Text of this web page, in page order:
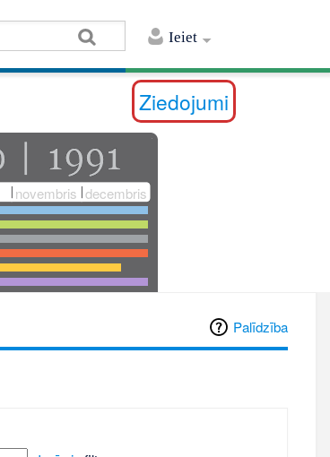
Ieiet
Ziedojumi
novembris decembris
Palīdzība